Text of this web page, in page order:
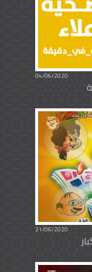
04/06/2020
21/06/2020